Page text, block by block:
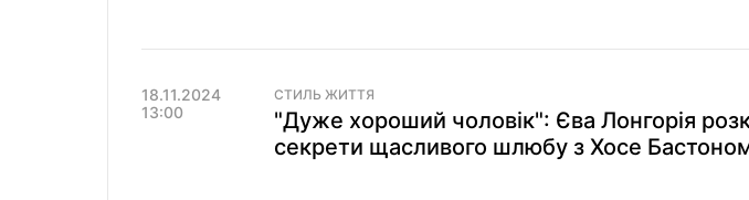
18.11.2024
13:00
СТИЛЬ ЖИТТЯ
"Дуже хороший чоловік": Єва Лонгорія
секрети щасливого шлюбу з Хосе